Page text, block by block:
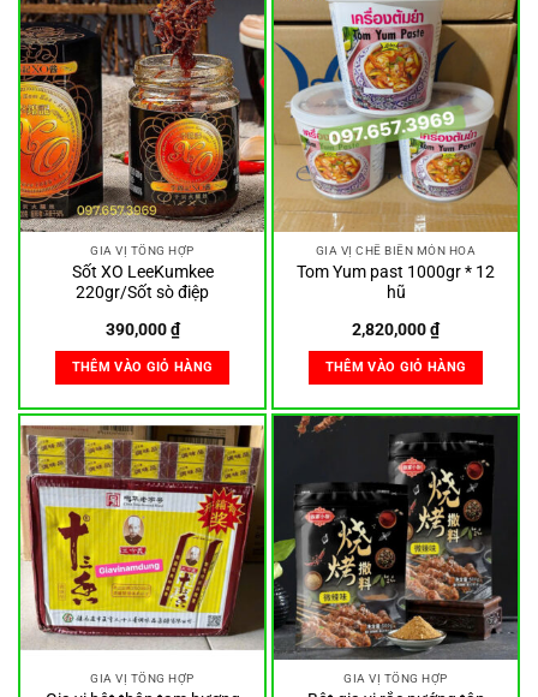
GIA VỊ TỔNG HỢP
Sốt XO LeeKumkee
220gr/Sốt sò điệp
390,000₫
THÊM VÀO GIỎ HÀNG
GIA VỊ CHẾ BIẾN MÓN HOA
Tom Yum past 1000gr * 12
hũ
2,820,000₫
THÊM VÀO GIỎ HÀNG
GIA VỊ TỔNG HỢP GIA VỊ TỔNG HỢP